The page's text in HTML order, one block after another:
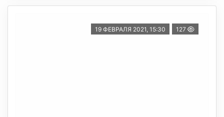
19 ФЕВРАЛЯ 2021, 15:30 127